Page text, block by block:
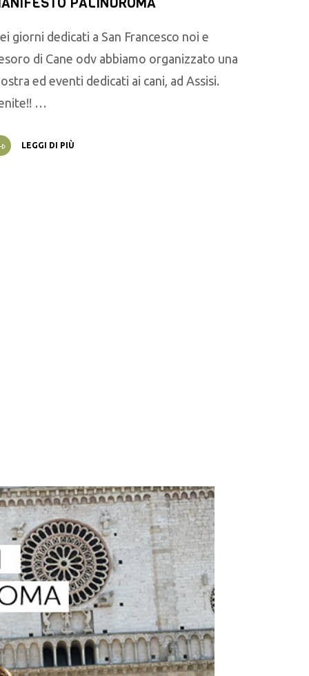
giorni dedicati a San Francesco noi e
di Cane odv abbiamo organizzato una
ed eventi dedicati ai cani, ad Assisi.
…
LEGGI DI PIÙ